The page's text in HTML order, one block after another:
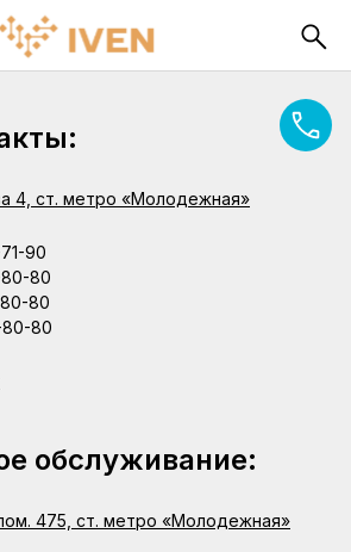
4, ст. метро «Молодежная»
90
80
80
80-80
обслуживание:
475, ст. метро «Молодежная»